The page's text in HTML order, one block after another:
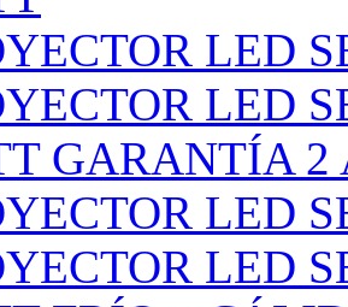
LED
LED
GARANTÍA 2
LED
LED